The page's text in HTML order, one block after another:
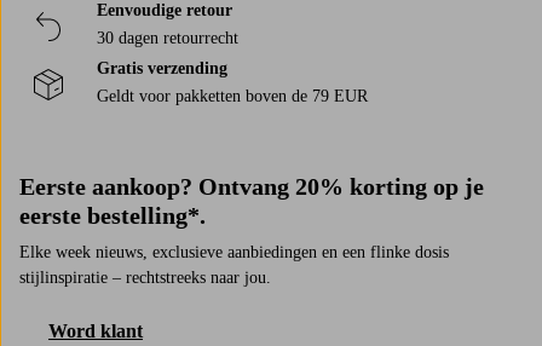
Eenvoudige retour
30 dagen retourrecht
Gratis verzending
Geldt voor pakketten boven de 79 EUR
Eerste aankoop? Ontvang 20% korting op je
eerste bestelling*.
Elke week nieuws, exclusieve aanbiedingen en een flinke dosis
stijlinspiratie – rechtstreeks naar jou.
Word klant